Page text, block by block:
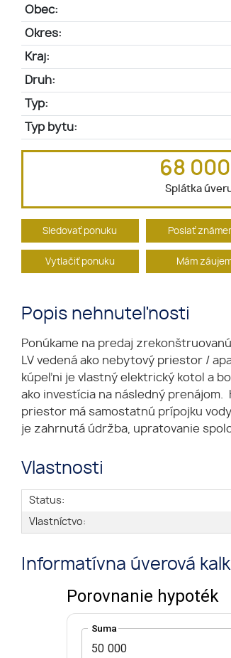
Obec:
Okres:
Kraj:
Druh:
Typ:
Typ bytu:
68
Splátka
Sledovať ponuku Poslať
Vytlačiť ponuku Mám
Popis nehnuteľnosti
Ponúkame na predaj
LV vedená ako nebytový priestor /
kúpeľni je vlastný elektrický kotol a
ako investícia na následný
priestor má samostatnú prípojku
je zahrnutá údržba, upratovanie
Vlastnosti
Status:
Vlastníctvo:
Informatívna úverová